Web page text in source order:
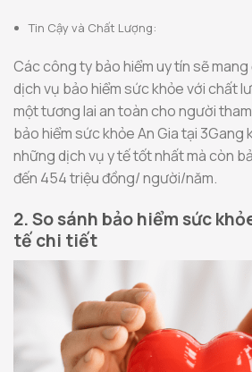
Tin Cậy và Chất Lượng:
Các công ty bảo hiểm uy tín sẽ
dịch vụ bảo hiểm sức khỏe với chất
một tương lai an toàn cho người
bảo hiểm sức khỏe An Gia tại
những dịch vụ y tế tốt nhất mà còn
đến 454 triệu đồng/ người/năm.
2. So sánh bảo hiểm sức
tế chi tiết